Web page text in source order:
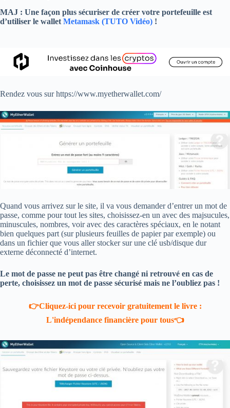
MAJ : Une façon plus sécuriser de créer votre portefeuille est
d’utiliser le wallet Metamask (TUTO Vidéo) !
Rendez vous sur https://www.myetherwallet.com/
Quand vous arrivez sur le site, il va vous demander d’entrer un mot de
passe, comme pour tout les sites, choisissez-en un avec des majsucules,
minuscules, nombres, voir avec des caractères spéciaux, en le notant
bien quelques part (sur plusieurs feuilles de papier par exemple) ou
dans un fichier que vous aller stocker sur une clé usb/disque dur
externe déconnecté d’internet.
Le mot de passe ne peut pas être changé ni retrouvé en cas de
perte, choisissez un mot de passe sécurisé mais ne l’oubliez pas !
👉Cliquez-ici pour recevoir gratuitement le livre :
L'indépendance financière pour tous👈